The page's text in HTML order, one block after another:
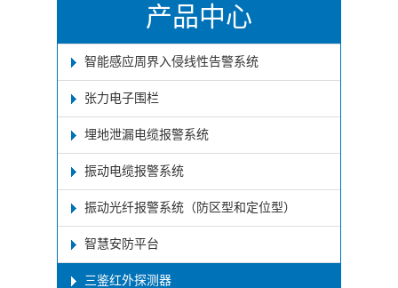
产品中心
智能感应周界入侵线性告警系统
张力电子围栏
埋地泄漏电缆报警系统
振动电缆报警系统
振动光纤报警系统（防区型和定位型）
智慧安防平台
三鉴红外探测器